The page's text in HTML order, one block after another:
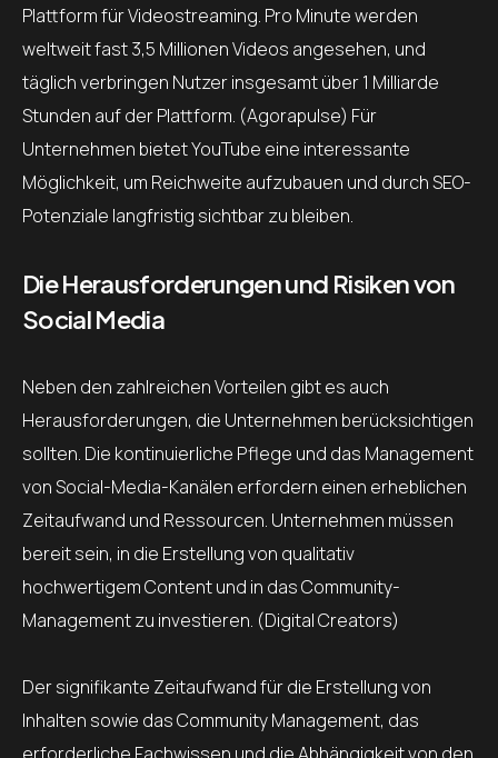
Plattform für Videostreaming. Pro Minute werden
weltweit fast 3,5 Millionen Videos angesehen, und
täglich verbringen Nutzer insgesamt über 1 Milliarde
Stunden auf der Plattform. (Agorapulse) Für
Unternehmen bietet YouTube eine interessante
Möglichkeit, um Reichweite aufzubauen und durch SEO-
Potenziale langfristig sichtbar zu bleiben.
Die Herausforderungen und Risiken von
Social Media
Neben den zahlreichen Vorteilen gibt es auch
Herausforderungen, die Unternehmen berücksichtigen
sollten. Die kontinuierliche Pflege und das Management
von Social-Media-Kanälen erfordern einen erheblichen
Zeitaufwand und Ressourcen. Unternehmen müssen
bereit sein, in die Erstellung von qualitativ
hochwertigem Content und in das Community-
Management zu investieren. (Digital Creators)
Der signifikante Zeitaufwand für die Erstellung von
Inhalten sowie das Community Management, das